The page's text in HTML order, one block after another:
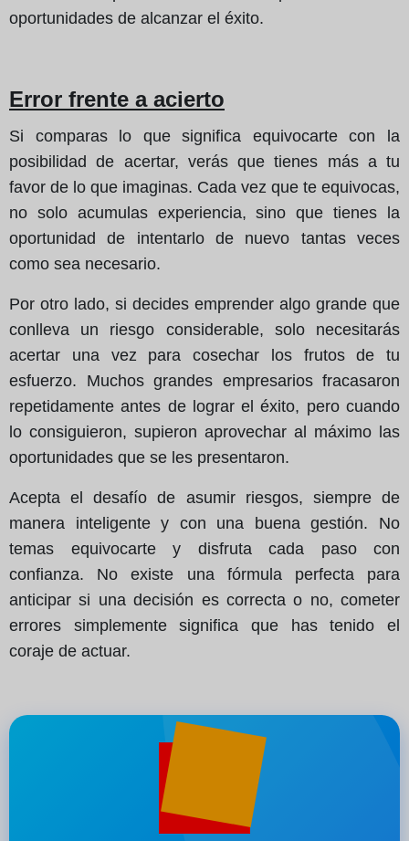
oportunidades de alcanzar el éxito.
Error frente a acierto
Si comparas lo que significa equivocarte con la
posibilidad de acertar, verás que tienes más a tu
favor de lo que imaginas. Cada vez que te equivocas,
no solo acumulas experiencia, sino que tienes la
oportunidad de intentarlo de nuevo tantas veces
como sea necesario.
Por otro lado, si decides emprender algo grande que
conlleva un riesgo considerable, solo necesitarás
acertar una vez para cosechar los frutos de tu
esfuerzo. Muchos grandes empresarios fracasaron
repetidamente antes de lograr el éxito, pero cuando
lo consiguieron, supieron aprovechar al máximo las
oportunidades que se les presentaron.
Acepta el desafío de asumir riesgos, siempre de
manera inteligente y con una buena gestión. No
temas equivocarte y disfruta cada paso con
confianza. No existe una fórmula perfecta para
anticipar si una decisión es correcta o no, cometer
errores simplemente significa que has tenido el
coraje de actuar.